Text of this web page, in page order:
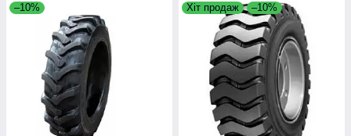
–10% Хіт продаж –10%